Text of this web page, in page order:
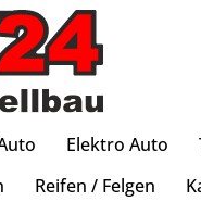
Elektro Auto
Reifen / Felgen